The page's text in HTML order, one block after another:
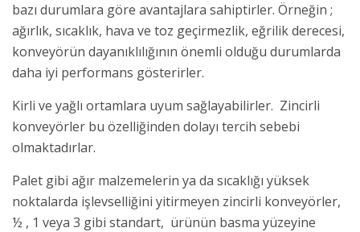
bazı durumlara göre avantajlara sahiptirler. Örneğin ;
ağırlık, sıcaklık, hava ve toz geçirmezlik, eğrilik derecesi,
konveyörün dayanıklılığının önemli olduğu durumlarda
daha iyi performans gösterirler.
Kirli ve yağlı ortamlara uyum sağlayabilirler. Zincirli
konveyörler bu özelliğinden dolayı tercih sebebi
olmaktadırlar.
Palet gibi ağır malzemelerin ya da sıcaklığı yüksek
noktalarda işlevselliğini yitirmeyen zincirli konveyörler,
½ , 1 veya 3 gibi standart, ürünün basma yüzeyine